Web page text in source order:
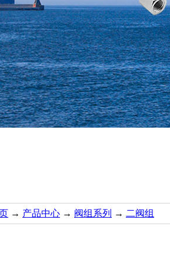
→ 产品中心 → 阀组系列 → 二阀组